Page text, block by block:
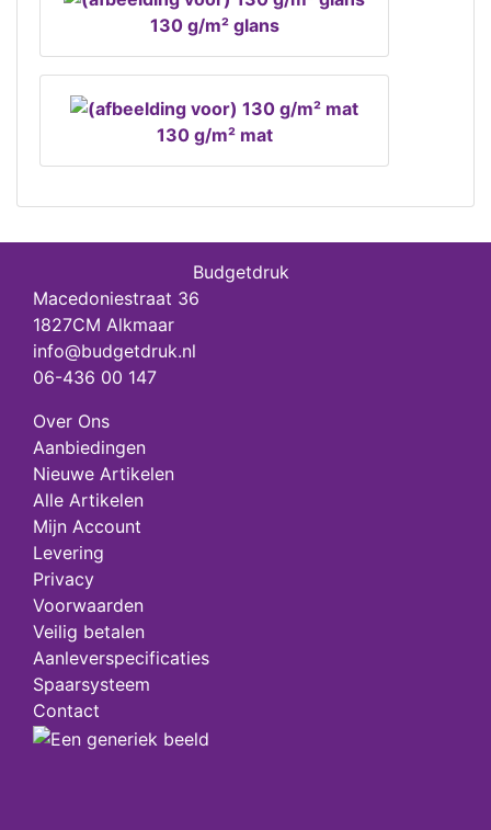
130 g/m² glans
130 g/m² mat
Budgetdruk
Macedoniestraat 36
1827CM Alkmaar
info@budgetdruk.nl
06-436 00 147
Over Ons
Aanbiedingen
Nieuwe Artikelen
Alle Artikelen
Mijn Account
Levering
Privacy
Voorwaarden
Veilig betalen
Aanleverspecificaties
Spaarsysteem
Contact